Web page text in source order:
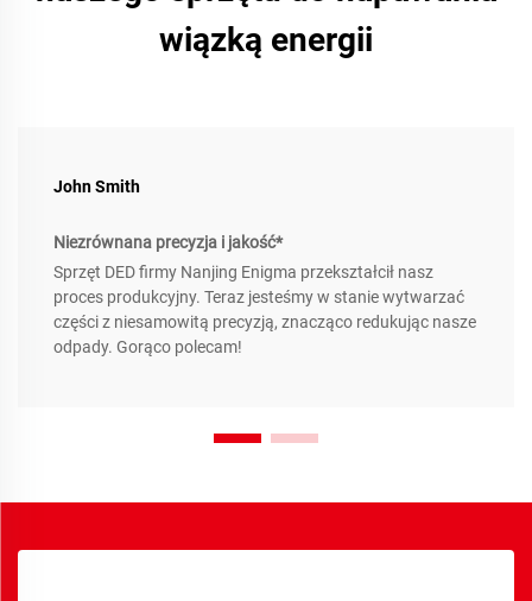
wiązką energii
John Smith
Niezrównana precyzja i jakość*
Sprzęt DED firmy Nanjing Enigma przekształcił nasz
proces produkcyjny. Teraz jesteśmy w stanie wytwarzać
części z niesamowitą precyzją, znacząco redukując nasze
odpady. Gorąco polecam!